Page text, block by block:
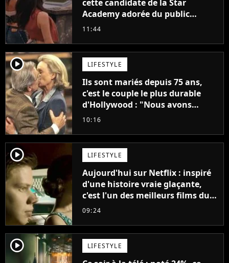
cette candidate de la Star
Academy adorée du public
annonce son premier album,
11:44
player2 LIFESTYLE
Ils sont mariés depuis 75 ans,
c'est le couple le plus durable
d'Hollywood : "Nous avons
avancé jour après jour, et les
décennies"
10:16
player2 LIFESTYLE
Aujourd'hui sur Netflix : inspiré
d'une histoire vraie glaçante,
c'est l'un des meilleurs films du
21ème siècle
09:24
player2 LIFESTYLE